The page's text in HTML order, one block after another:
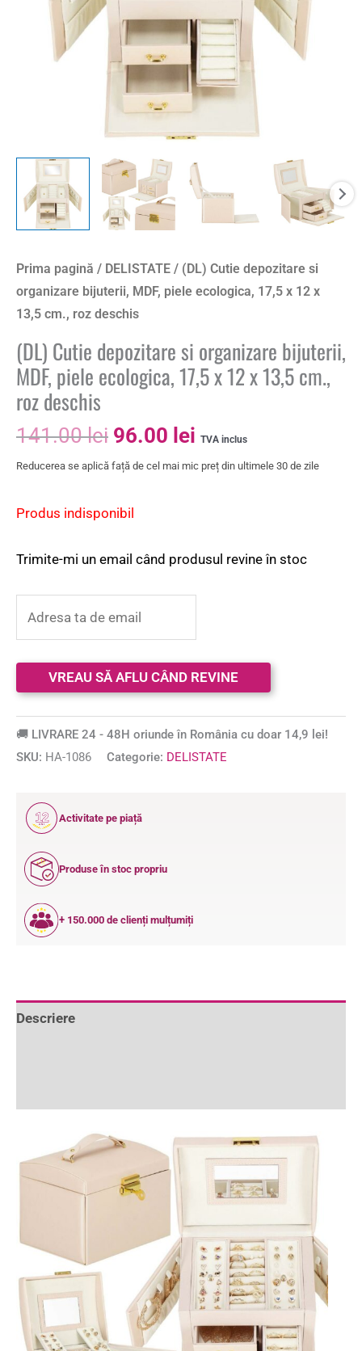
Prima pagină / DELISTATE / (DL) Cutie depozitare si
organizare bijuterii, MDF, piele ecologica, 17,5 x 12 x
13,5 cm., roz deschis
(DL) Cutie depozitare si organizare bijuterii,
MDF, piele ecologica, 17,5 x 12 x 13,5 cm.,
roz deschis
141.00lei 96.00 lei TVA inclus
Reducerea se aplică față de cel mai mic preț din ultimele 30 de zile
Produs indisponibil
Trimite-mi un email când produsul revine în stoc
🚚 LIVRARE 24 - 48H oriunde în România cu doar 14,9 lei!
SKU: HA-1086 Categorie: DELISTATE
12
ANI
Activitate pe piață
Produse în stoc propriu
+ 150.000 de clienți mulțumiți
Descriere